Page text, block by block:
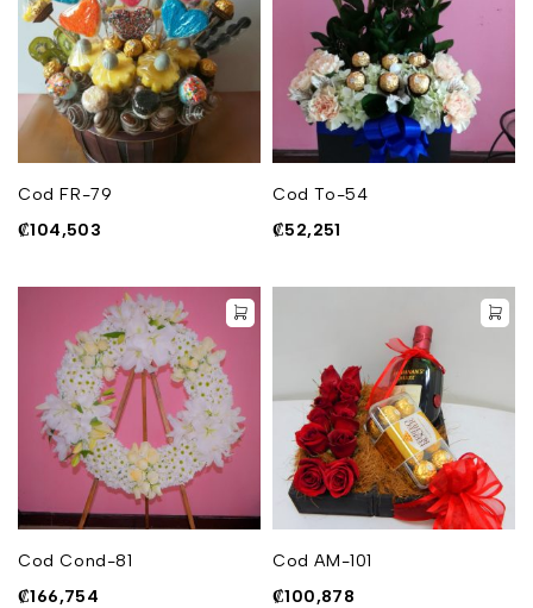
Cod FR-79
₡104,503
Cod To-54
₡52,251
Cod Cond-81
₡166,754
Cod AM-101
₡100,878